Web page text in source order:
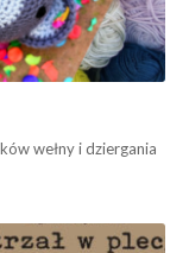
wełny i dziergania